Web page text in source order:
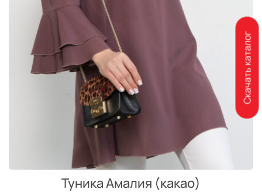
Туника Амалия (какао)
Скачать каталог